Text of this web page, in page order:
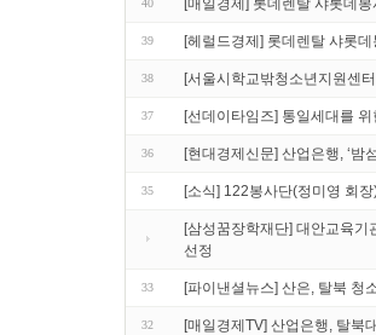
40 [매일경제] 롯데렌탈 샤롯데
39 [헤럴드경제] 롯데렌탈 샤롯
38 [서울시학교밖청소년지원센
37 [선데이타임즈] 통일세대를
36 [현대경제신문] 산업은행, ‘밤
35 [소식] 122봉사단(정미영 회
[삼성꿈장학재단] 대안교육
선정
33 [파이낸셜뉴스] 산은, 탈북 청
32 [매일경제TV] 산업은행, 탈북